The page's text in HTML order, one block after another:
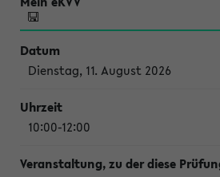
Dienstag, 11. August 2026
10:00-12:00